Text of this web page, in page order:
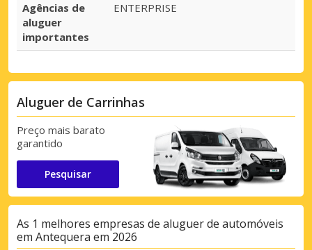
Agências de
aluguer
importantes
ENTERPRISE
Aluguer de Carrinhas
Preço mais barato
garantido
Pesquisar
As 1 melhores empresas de aluguer de automóveis
em Antequera em 2026